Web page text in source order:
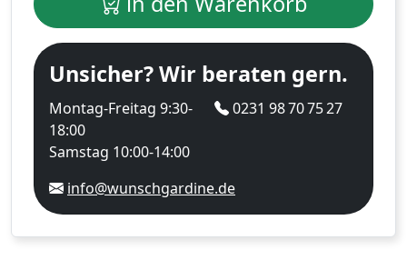
Unsicher? Wir beraten gern.
Montag-Freitag 9:30-
18:00
Samstag 10:00-14:00
0231 98 70 75 27
info@wunschgardine.de